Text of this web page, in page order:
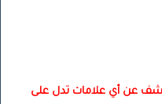
عن أي علامات تدل على